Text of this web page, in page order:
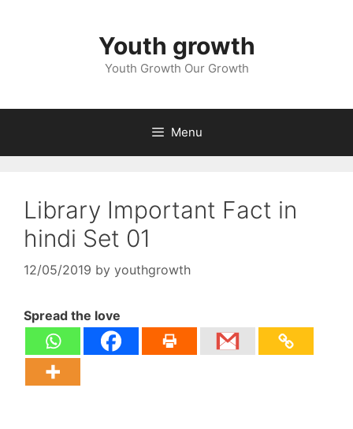
Youth growth
Youth Growth Our Growth
Menu
Library Important Fact in
hindi Set 01
12/05/2019 by youthgrowth
Spread the love